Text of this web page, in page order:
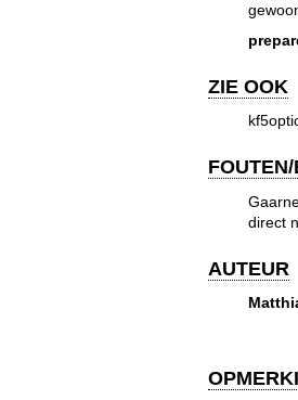
ZIE OOK
direct
AUTEUR